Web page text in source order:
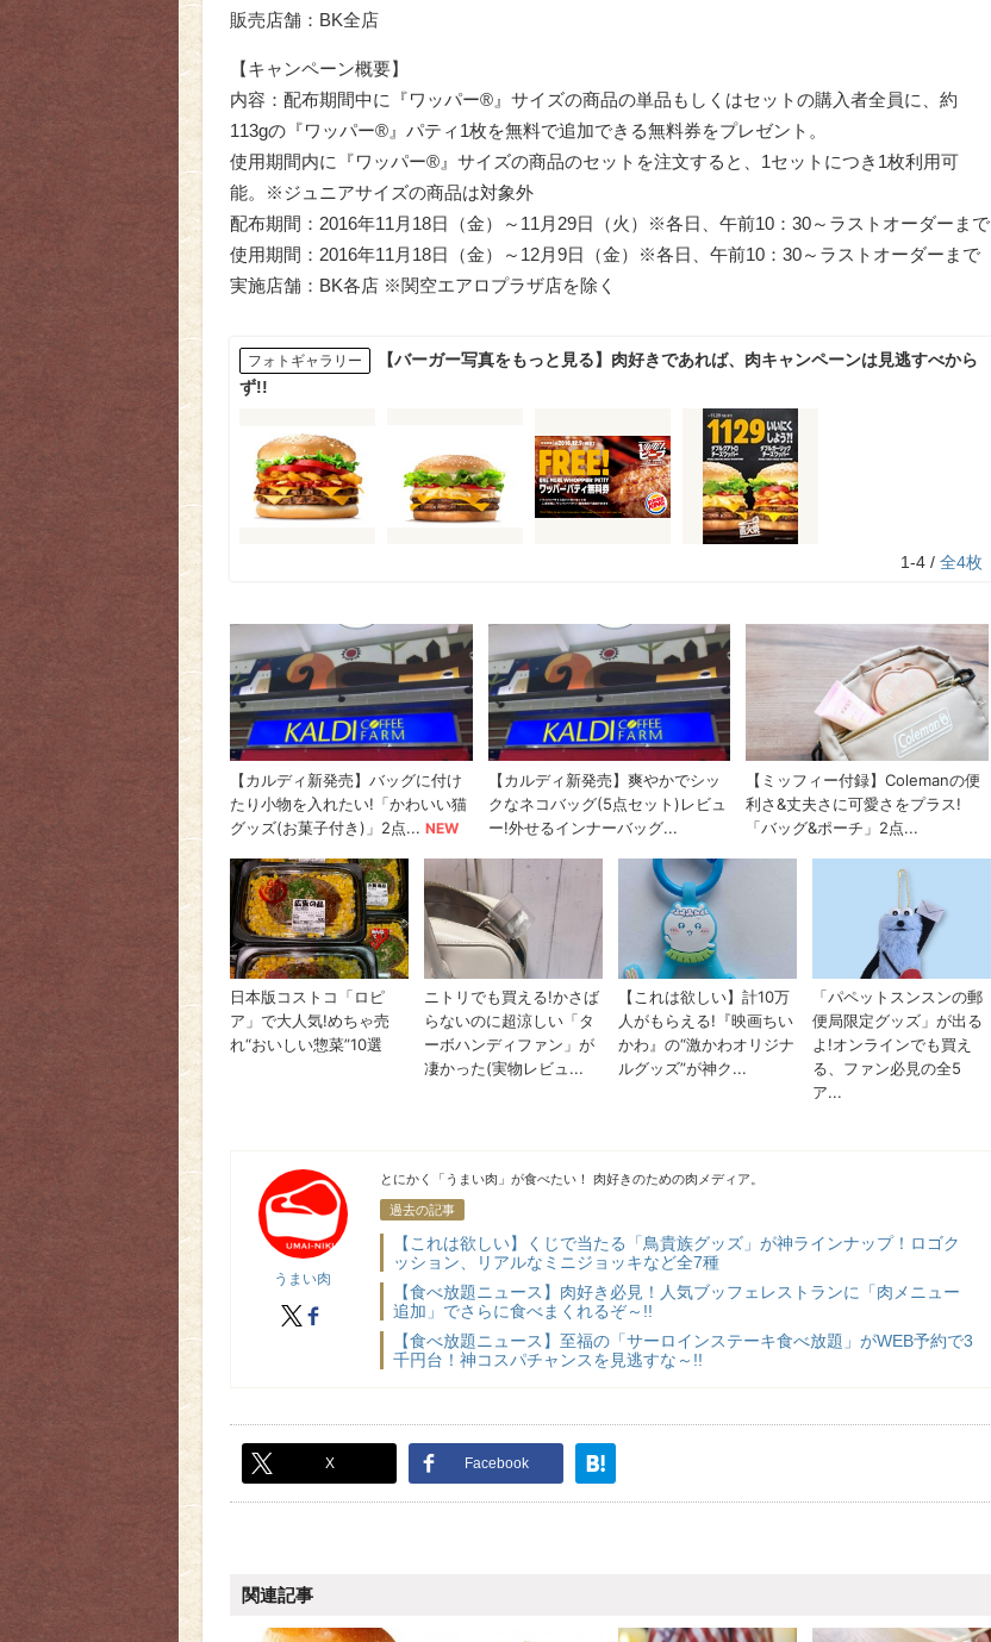
販売店舗：BK全店
【キャンペーン概要】
内容：配布期間中に『ワッパー®』サイズの商品の単品もしくはセットの購入者全員に、約
113gの『ワッパー®』パティ1枚を無料で追加できる無料券をプレゼント。
使用期間内に『ワッパー®』サイズの商品のセットを注文すると、1セットにつき1枚利用可
能。※ジュニアサイズの商品は対象外
配布期間：2016年11月18日（金）～11月29日（火）※各日、午前10：30～ラストオーダーまで
使用期間：2016年11月18日（金）～12月9日（金）※各日、午前10：30～ラストオーダーまで
実施店舗：BK各店 ※関空エアロプラザ店を除く
フォトギャラリー
【バーガー写真をもっと見る】肉好きであれば、肉キャンペーンは見逃すべから
ず!!
1-4 / 全4枚
うまい肉
うまい肉
X
とにかく「うまい肉」が食べたい！ 肉好きのための肉メディア。
過去の記事
【これは欲しい】くじで当たる「鳥貴族グッズ」が神ラインナップ！ロゴク
ッション、リアルなミニジョッキなど全7種
【食べ放題ニュース】肉好き必見！人気ブッフェレストランに「肉メニュー
追加」でさらに食べまくれるぞ～!!
【食べ放題ニュース】至福の「サーロインステーキ食べ放題」がWEB予約で3
千円台！神コスパチャンスを見逃すな～!!
X Facebook
関連記事